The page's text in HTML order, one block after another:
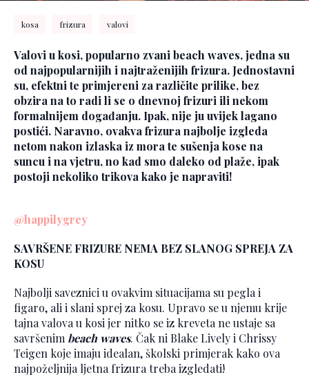
kosa frizura valovi
Valovi u kosi, popularno zvani beach waves, jedna su
od najpopularnijih i najtraženijih frizura. Jednostavni
su, efektni te primjereni za različite prilike, bez
obzira na to radi li se o dnevnoj frizuri ili nekom
formalnijem događanju. Ipak, nije ju uvijek lagano
postići. Naravno, ovakva frizura najbolje izgleda
netom nakon izlaska iz mora te sušenja kose na
suncu i na vjetru, no kad smo daleko od plaže, ipak
postoji nekoliko trikova kako je napraviti!
@happilygrey
SAVRŠENE FRIZURE NEMA BEZ SLANOG SPREJA ZA
KOSU
Najbolji saveznici u ovakvim situacijama su pegla i
figaro, ali i slani sprej za kosu. Upravo se u njemu krije
tajna valova u kosi jer nitko se iz kreveta ne ustaje sa
savršenim beach waves. Čak ni Blake Lively i Chrissy
Teigen koje imaju idealan, školski primjerak kako ova
najpoželjnija ljetna frizura treba izgledati!